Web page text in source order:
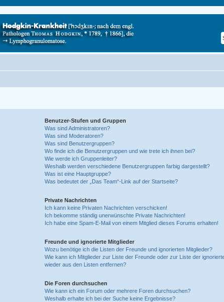
Benutzer-Stufen und Gruppen
Was sind Administratoren?
Was sind Moderatoren?
Was sind Benutzergruppen?
Wo finde ich die Benutzergruppen und wie trete ich ihnen bei?
Wie werde ich Gruppenleiter?
Weshalb werden verschiedene Benutzergruppen farbig dargestellt?
Was ist eine Hauptgruppe?
Was bedeutet der „Das Team“-Link auf der Startseite?
Private Nachrichten
Ich kann keine Privaten Nachrichten verschicken!
Ich bekomme ständig unerwünschte Private Nachrichten!
Ich habe eine Spam-E-Mail von einem Mitglied dieses Forums erhalten!
Freunde und ignorierte Mitglieder
Wozu benötige ich die Listen der Freunde und ignorierten Mitglieder?
Wie kann ich Mitglieder zur Liste der Freunde oder zur Liste der
wieder aus den Listen entfernen?
Die Foren durchsuchen
Wie kann ich ein Forum oder mehrere Foren durchsuchen?
Weshalb erhalte ich bei der Suche keine Ergebnisse?